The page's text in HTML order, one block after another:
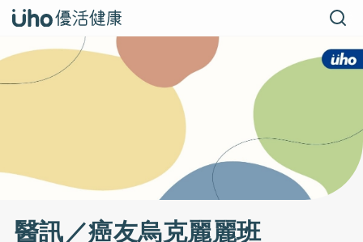
醫訊／癌友烏克麗麗班